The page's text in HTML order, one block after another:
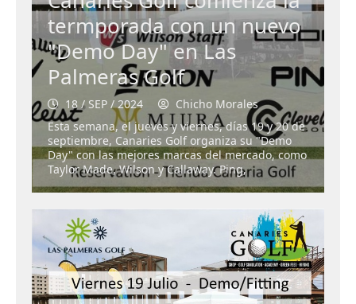
termporada con un nuevo
"Demo Day" en Las
Palmeras Golf
18 / SEP / 2024
Chicho Morales
Esta semana, el jueves y viernes, días 19 y 20 de
septiembre, Canaries Golf organiza su "Demo
Day" con las mejores marcas del mercado, como
Taylor Made, Wilson y Callaway. Ping,